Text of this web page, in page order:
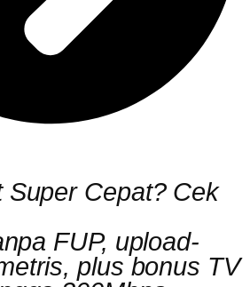
Super Cepat? Cek
FUP, upload-
plus bonus TV